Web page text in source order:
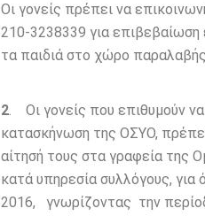
Οι γονείς πρέπει να
210-3238339 για επιβεβαίωση
τα παιδιά στο χώρο
2. Οι γονείς που επιθυμούν
κατασκήνωση της ΟΣΥΟ,
αίτησή τους στα γραφεία της
κατά υπηρεσία συλλόγους,
2016, γνωρίζοντας την